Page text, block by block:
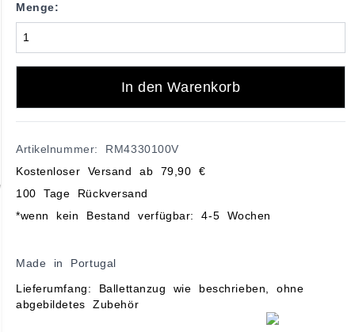
Menge:
In den Warenkorb
Artikelnummer: RM4330100V
Kostenloser Versand ab 79,90 €
100 Tage Rückversand
*wenn kein Bestand verfügbar: 4-5 Wochen
Made in Portugal
Lieferumfang: Ballettanzug wie beschrieben, ohne
abgebildetes Zubehör